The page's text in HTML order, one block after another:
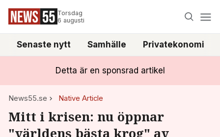
Torsdag
6 augusti
Senaste nytt Samhälle Privatekonomi
Detta är en sponsrad artikel
News55.se Native Article
Mitt i krisen: nu öppnar
"världens bästa krog" av